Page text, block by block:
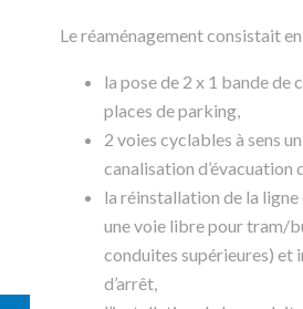
Le réaménagement consistait en
la pose de 2 x 1 bande de
places de parking,
2 voies cyclables à sens
canalisation d’évacuation
la réinstallation de la
une voie libre pour tram/
conduites supérieures) et
d’arrêt,